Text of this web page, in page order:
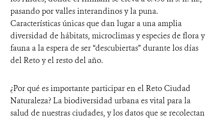
pasando por valles interandinos y la puna.
Características únicas que dan lugar a una amplia
diversidad de hábitats, microclimas y especies de flora y
fauna a la espera de ser “descubiertas” durante los días
del Reto y el resto del año.
¿Por qué es importante participar en el Reto Ciudad
Naturaleza? La biodiversidad urbana es vital para la
salud de nuestras ciudades, y los datos que se recolectan